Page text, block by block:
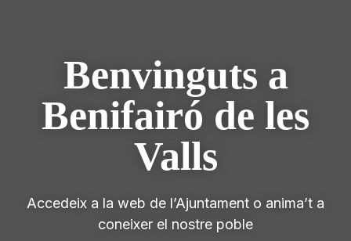
Benvinguts a
Benifairó de les
Valls
Accedeix a la web de l’Ajuntament o anima’t a
coneixer el nostre poble